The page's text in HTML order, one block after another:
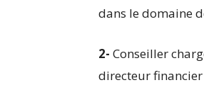
dans le domaine
2- Conseiller
directeur